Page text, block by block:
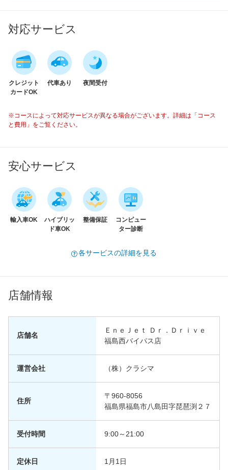
対応サービス
クレジット
カードOK
代車あり 夜間受付
※コースによって対応サービスが異なる場合がございます。詳細は「コース
と費用」をご覧ください。
安心サービス
輸入車OK
ハイブリッ
ド車OK
整備保証
コンピュー
ター診断
各サービスの詳細を見る
店舗情報
店舗名
ＥｎｅＪｅｔ Ｄｒ．Ｄｒｉｖｅ
福島西バイパス店
運営会社 （株）クラシマ
住所
〒960-8056
福島県福島市八島田字琵琶渕２７
受付時間 9:00～21:00
定休日 1月1日